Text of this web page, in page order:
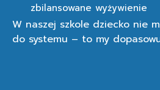
zbilansowane wyżywienie
W naszej szkole dziecko nie
do systemu – to my